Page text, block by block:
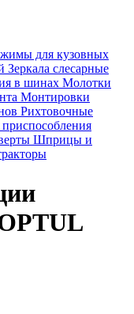
для кузовных
Зеркала слесарные
в шинах Молотки
Монтировки
Рихтовочные
Шприцы и